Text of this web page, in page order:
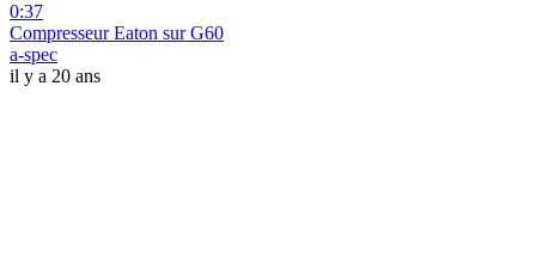
0:37
Compresseur Eaton sur G60
a-spec
il y a 20 ans